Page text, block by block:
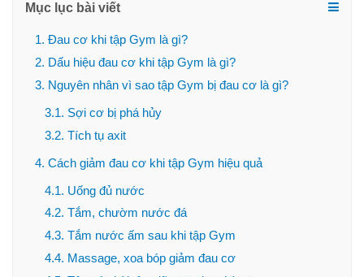
Mục lục bài viết
1. Đau cơ khi tập Gym là gì?
2. Dấu hiệu đau cơ khi tập Gym là gì?
3. Nguyên nhân vì sao tập Gym bị đau cơ là gì?
3.1. Sợi cơ bị phá hủy
3.2. Tích tụ axit
4. Cách giảm đau cơ khi tập Gym hiệu quả
4.1. Uống đủ nước
4.2. Tắm, chườm nước đá
4.3. Tắm nước ấm sau khi tập Gym
4.4. Massage, xoa bóp giảm đau cơ